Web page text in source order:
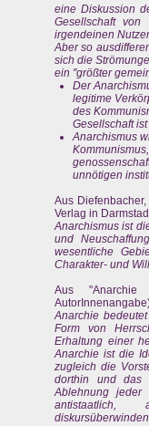
eine Diskussion
Gesellschaft von
irgendeinen
Aber so
sich die
ein "größter
Der
legitime
des
Gesellschaft
Anarchismus
unnötigen
Aus
Verlag in
Anarchismus ist
und
wesentliche
Charakter- und
Aus
Anarchie
Form von
Erhaltung einer
Anarchie ist die
zugleich die
dorthin und das
Ablehnung jeder
antistaatlich,